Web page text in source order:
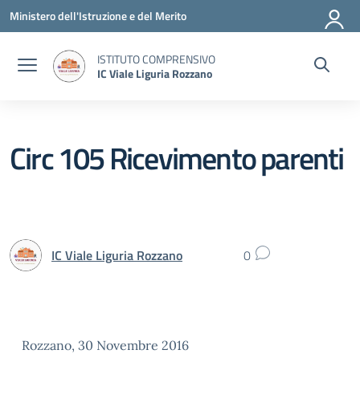
Vai ai contenuti
Vai al menu di navigazione
Vai al footer
Ministero dell'Istruzione e del Merito
ISTITUTO COMPRENSIVO
IC Viale Liguria Rozzano
Circ 105 Ricevimento parenti
IC Viale Liguria Rozzano 0
Rozzano, 30 Novembre 2016